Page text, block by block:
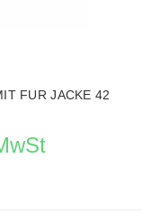
FUR JACKE 42